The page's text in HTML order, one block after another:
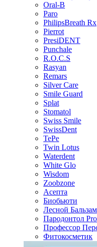
Oral-B
Paro
PhilipsBreath Rx
Pierrot
PresiDENT
Punchale
R.O.C.S
Rasyan
Remars
Silver Care
Smile Guard
Splat
Stomatol
Swiss Smile
SwissDent
TePe
Twin Lotus
Waterdent
White Glo
Wisdom
Zoobzone
Асепта
Биобьюти
Лесной Бальзам
Пародонтол
Профессор
Фитокосметик